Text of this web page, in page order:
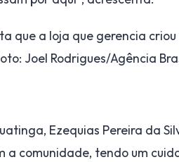
que a loja que gerencia
Joel Rodrigues/Agência
Ezequias Pereira da
a comunidade, tendo um